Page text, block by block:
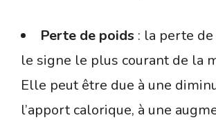
Perte de poids : la perte
le signe le plus courant de la
Elle peut être due à une
l’apport calorique, à une